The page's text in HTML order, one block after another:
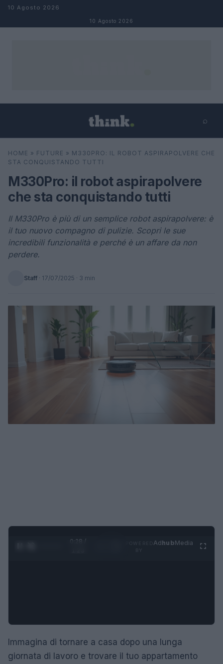
Salta al contenuto
10 Agosto 2026
10 Agosto 2026
⌕
Cerca ⌕ ×
HOME » FUTURE » M330PRO: IL ROBOT ASPIRAPOLVERE CHE
STA CONQUISTANDO TUTTI
M330Pro: il robot aspirapolvere
che sta conquistando tutti
Il M330Pro è più di un semplice robot aspirapolvere: è
il tuo nuovo compagno di pulizie. Scopri le sue
incredibili funzionalità e perché è un affare da non
perdere.
Staff · 17/07/2025 · 3 min
0:29 /
AdhubMedia
Immagina di tornare a casa dopo una lunga
giornata di lavoro e trovare il tuo appartamento